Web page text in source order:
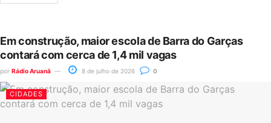
Em construção, maior escola de Barra do Garças
contará com cerca de 1,4 mil vagas
por Rádio Aruanã 8 de julho de 2026 0
CIDADES